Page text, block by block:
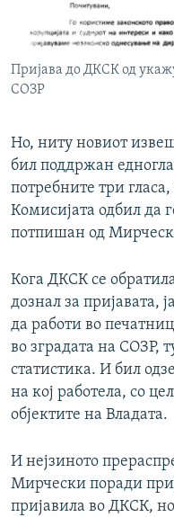
Пријава до ДКСК од
СОЗР
Но, ниту новиот
бил поддржан
потребните три
Комисијата одбил да
потпишан од
Кога ДКСК се
дознал за пријавата,
да работи во
во зградата на СОЗР,
статистика. И бил
на кој работела, со
објектите на Владата.
И нејзиното
Мирчески поради
пријавила во ДКСК,